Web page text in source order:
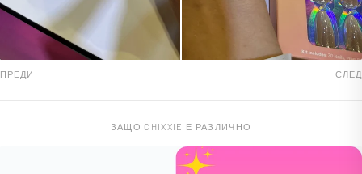
ПРЕДИ СЛЕД
ЗАЩО CHIXXIE Е РАЗЛИЧНО